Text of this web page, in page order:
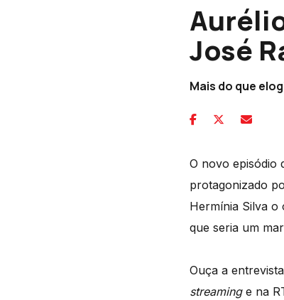
José
Mais do que
O novo episódio
protagonizado
Hermínia Silva o
que seria um
Ouça a
streaminge na